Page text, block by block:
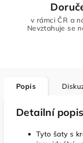
v rámci ČR a
Nevztahuje se
Popis
Detailní
Tyto šaty s